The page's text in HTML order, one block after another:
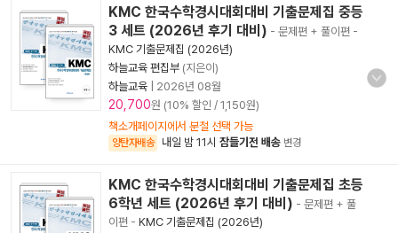
KMC 한국수학경시대회대비 기출문제집 중등
3 세트 (2026년 후기 대비) - 문제편 + 풀이편 -
KMC 기출문제집 (2026년)
하늘교육 편집부 (지은이)
하늘교육
2026년 08월
20,700원 (10% 할인 / 1,150원)
책소개페이지에서 분철 선택 가능
양탄자배송 내일 밤 11시 잠들기전 배송 변경
KMC 한국수학경시대회대비 기출문제집 초등
6학년 세트 (2026년 후기 대비) - 문제편 + 풀
이편 - KMC 기출문제집 (2026년)